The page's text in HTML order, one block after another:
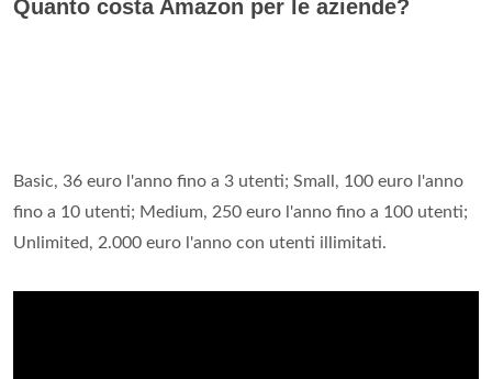
Quanto costa Amazon per le aziende?
Basic, 36 euro l'anno fino a 3 utenti; Small, 100 euro l'anno
fino a 10 utenti; Medium, 250 euro l'anno fino a 100 utenti;
Unlimited, 2.000 euro l'anno con utenti illimitati.